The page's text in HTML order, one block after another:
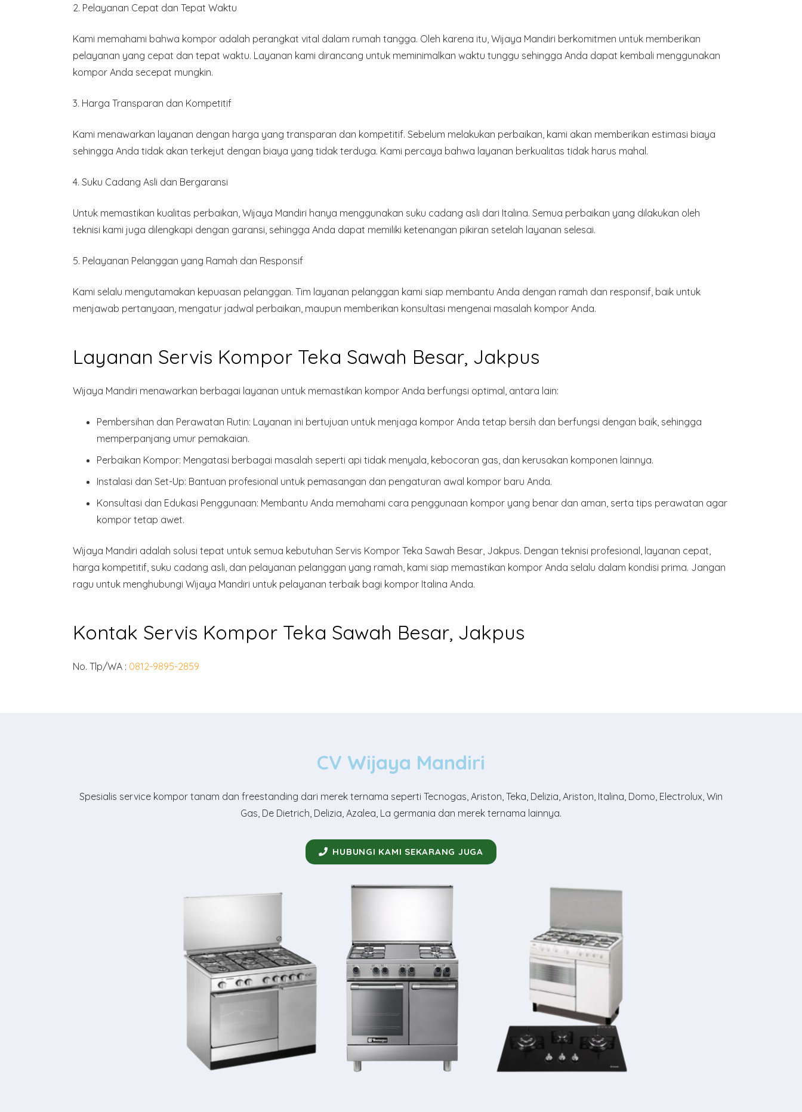
2. Pelayanan Cepat dan Tepat Waktu
Kami memahami bahwa kompor adalah perangkat vital dalam rumah tangga. Oleh karena itu, Wijaya Mandiri berkomitmen untuk memberikan
pelayanan yang cepat dan tepat waktu. Layanan kami dirancang untuk meminimalkan waktu tunggu sehingga Anda dapat kembali menggunakan
kompor Anda secepat mungkin.
3. Harga Transparan dan Kompetitif
Kami menawarkan layanan dengan harga yang transparan dan kompetitif. Sebelum melakukan perbaikan, kami akan memberikan estimasi biaya
sehingga Anda tidak akan terkejut dengan biaya yang tidak terduga. Kami percaya bahwa layanan berkualitas tidak harus mahal.
4. Suku Cadang Asli dan Bergaransi
Untuk memastikan kualitas perbaikan, Wijaya Mandiri hanya menggunakan suku cadang asli dari Italina. Semua perbaikan yang dilakukan oleh
teknisi kami juga dilengkapi dengan garansi, sehingga Anda dapat memiliki ketenangan pikiran setelah layanan selesai.
5. Pelayanan Pelanggan yang Ramah dan Responsif
Kami selalu mengutamakan kepuasan pelanggan. Tim layanan pelanggan kami siap membantu Anda dengan ramah dan responsif, baik untuk
menjawab pertanyaan, mengatur jadwal perbaikan, maupun memberikan konsultasi mengenai masalah kompor Anda.
Layanan Servis Kompor Teka Sawah Besar, Jakpus
Wijaya Mandiri menawarkan berbagai layanan untuk memastikan kompor Anda berfungsi optimal, antara lain:
Pembersihan dan Perawatan Rutin: Layanan ini bertujuan untuk menjaga kompor Anda tetap bersih dan berfungsi dengan baik, sehingga
memperpanjang umur pemakaian.
Perbaikan Kompor: Mengatasi berbagai masalah seperti api tidak menyala, kebocoran gas, dan kerusakan komponen lainnya.
Instalasi dan Set-Up: Bantuan profesional untuk pemasangan dan pengaturan awal kompor baru Anda.
Konsultasi dan Edukasi Penggunaan: Membantu Anda memahami cara penggunaan kompor yang benar dan aman, serta tips perawatan agar
kompor tetap awet.
Wijaya Mandiri adalah solusi tepat untuk semua kebutuhan Servis Kompor Teka Sawah Besar, Jakpus. Dengan teknisi profesional, layanan cepat,
harga kompetitif, suku cadang asli, dan pelayanan pelanggan yang ramah, kami siap memastikan kompor Anda selalu dalam kondisi prima. Jangan
ragu untuk menghubungi Wijaya Mandiri untuk pelayanan terbaik bagi kompor Italina Anda.
Kontak Servis Kompor Teka Sawah Besar, Jakpus
No. Tlp/WA : 0812-9895-2859
CV Wijaya Mandiri
Spesialis service kompor tanam dan freestanding dari merek ternama seperti Tecnogas, Ariston, Teka, Delizia, Ariston, Italina, Domo, Electrolux, Win
Gas, De Dietrich, Delizia, Azalea, La germania dan merek ternama lainnya.
HUBUNGI KAMI SEKARANG JUGA